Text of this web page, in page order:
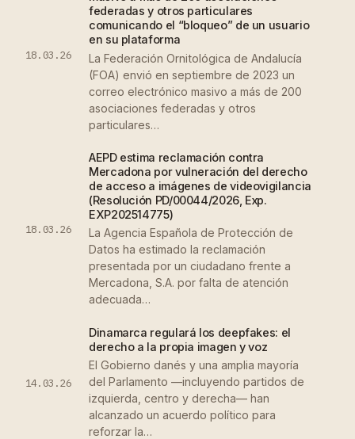
18.03.26
federadas y otros particulares
comunicando el “bloqueo” de un usuario
en su plataforma
La Federación Ornitológica de Andalucía
(FOA) envió en septiembre de 2023 un
correo electrónico masivo a más de 200
asociaciones federadas y otros
particulares…
18.03.26
AEPD estima reclamación contra
Mercadona por vulneración del derecho
de acceso a imágenes de videovigilancia
(Resolución PD/00044/2026, Exp.
EXP202514775)
La Agencia Española de Protección de
Datos ha estimado la reclamación
presentada por un ciudadano frente a
Mercadona, S.A. por falta de atención
adecuada…
14.03.26
Dinamarca regulará los deepfakes: el
derecho a la propia imagen y voz
El Gobierno danés y una amplia mayoría
del Parlamento —incluyendo partidos de
izquierda, centro y derecha— han
alcanzado un acuerdo político para
reforzar la…